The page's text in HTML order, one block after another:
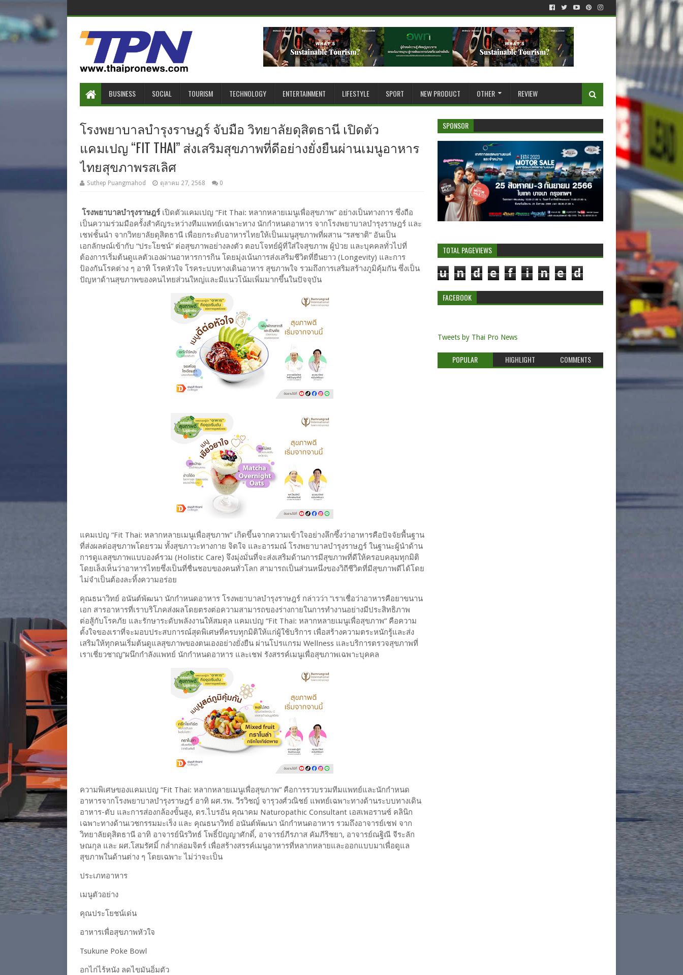
BUSINESS SOCIAL TOURISM TECHNOLOGY ENTERTAINMENT LIFESTYLE SPORT NEW PRODUCT OTHER REVIEW
โรงพยาบาลบำรุงราษฎร์ จับมือ วิทยาลัยดุสิตธานี เปิดตัว
แคมเปญ “FIT THAI” ส่งเสริมสุขภาพที่ดีอย่างยั่งยืนผ่านเมนูอาหาร
ไทยสุขภาพรสเลิศ
Suthep Puangmahod ตุลาคม 27, 2568 0
โรงพยาบาลบำรุงราษฎร์เปิดตัวแคมเปญ “Fit Thai: หลากหลายเมนูเพื่อสุขภาพ” อย่างเป็นทางการ ซึ่งถือ
เป็นความร่วมมือครั้งสำคัญระหว่างทีมแพทย์เฉพาะทาง นักกำหนดอาหาร จากโรงพยาบาลบำรุงราษฎร์ และ
เชฟชั้นนำ จากวิทยาลัยดุสิตธานี เพื่อยกระดับอาหารไทยให้เป็นเมนูสุขภาพที่ผสาน “รสชาติ” อันเป็น
เอกลักษณ์เข้ากับ “ประโยชน์” ต่อสุขภาพอย่างลงตัว ตอบโจทย์ผู้ที่ใส่ใจสุขภาพ ผู้ป่วย และบุคคลทั่วไปที่
ต้องการเริ่มต้นดูแลตัวเองผ่านอาหารการกิน โดยมุ่งเน้นการส่งเสริมชีวิตที่ยืนยาว (Longevity) และการ
ป้องกันโรคต่าง ๆ อาทิ โรคหัวใจ โรคระบบทางเดินอาหาร สุขภาพใจ รวมถึงการเสริมสร้างภูมิคุ้มกัน ซึ่งเป็น
ปัญหาด้านสุขภาพของคนไทยส่วนใหญ่และมีแนวโน้มเพิ่มมากขึ้นในปัจจุบัน
แคมเปญ “Fit Thai: หลากหลายเมนูเพื่อสุขภาพ” เกิดขึ้นจากความเข้าใจอย่างลึกซึ้งว่าอาหารคือปัจจัยพื้นฐาน
ที่ส่งผลต่อสุขภาพโดยรวม ทั้งสุขภาวะทางกาย จิตใจ และอารมณ์ โรงพยาบาลบำรุงราษฎร์ ในฐานะผู้นำด้าน
การดูแลสุขภาพแบบองค์รวม (Holistic Care) จึงมุ่งมั่นที่จะส่งเสริมด้านการมีสุขภาพที่ดีให้ครอบคลุมทุกมิติ
โดยเล็งเห็นว่าอาหารไทยซึ่งเป็นที่ชื่นชอบของคนทั่วโลก สามารถเป็นส่วนหนึ่งของวิถีชีวิตที่มีสุขภาพดีได้โดย
ไม่จำเป็นต้องละทิ้งความอร่อย
คุณธนาวิทย์ อนันต์พัฒนา นักกำหนดอาหาร โรงพยาบาลบำรุงราษฎร์ กล่าวว่า “เราเชื่อว่าอาหารคือยาขนาน
เอก สารอาหารที่เราบริโภคส่งผลโดยตรงต่อความสามารถของร่างกายในการทำงานอย่างมีประสิทธิภาพ
ต่อสู้กับโรคภัย และรักษาระดับพลังงานให้สมดุล แคมเปญ “Fit Thai: หลากหลายเมนูเพื่อสุขภาพ” คือความ
ตั้งใจของเราที่จะมอบประสบการณ์สุดพิเศษที่ครบทุกมิติให้แก่ผู้ใช้บริการ เพื่อสร้างความตระหนักรู้และส่ง
เสริมให้ทุกคนเริ่มต้นดูแลสุขภาพของตนเองอย่างยั่งยืน ผ่านโปรแกรม Wellness และบริการตรวจสุขภาพที่
เราเชี่ยวชาญ”ผนึกกำลังแพทย์ นักกำหนดอาหาร และเชฟ รังสรรค์เมนูเพื่อสุขภาพเฉพาะบุคคล
ความพิเศษของแคมเปญ “Fit Thai: หลากหลายเมนูเพื่อสุขภาพ” คือการรวบรวมทีมแพทย์และนักกำหนด
อาหารจากโรงพยาบาลบำรุงราษฎร์ อาทิ ผศ.รพ. วีรวิชญ์ จารุวงศ์วณิชย์ แพทย์เฉพาะทางด้านระบบทางเดิน
อาหาร-ตับ และการส่องกล้องขั้นสูง, ดร.ไบรอัน คุณาคม Naturopathic Consultant เอสเพอรานซ์ คลินิก
เฉพาะทางด้านเวชกรรมมะเร็ง และ คุณธนาวิทย์ อนันต์พัฒนา นักกำหนดอาหาร รวมถึงอาจารย์เชฟ จาก
วิทยาลัยดุสิตธานี อาทิ อาจารย์นิรวิทธ์ โพธิ์ปัญญาศักดิ์, อาจารย์ภีรภาส คัมภีริชยา, อาจารย์ณฐิณี จีระลัก
ษณกุล และ ผศ.โสมรัศมิ์ กล่ำกล่อมจิตร์ เพื่อสร้างสรรค์เมนูอาหารที่หลากหลายและออกแบบมาเพื่อดูแล
สุขภาพในด้านต่าง ๆ โดยเฉพาะ ไม่ว่าจะเป็น
ประเภทอาหาร
เมนูตัวอย่าง
คุณประโยชน์เด่น
อาหารเพื่อสุขภาพหัวใจ
Tsukune Poke Bowl
อกไก่ไร้หนัง ลดไขมันอิ่มตัว
SPONSOR
TOTAL PAGEVIEWS
u n d e f i n e d
FACEBOOK
Tweets by Thai Pro News
POPULAR HIGHLIGHT COMMENTS